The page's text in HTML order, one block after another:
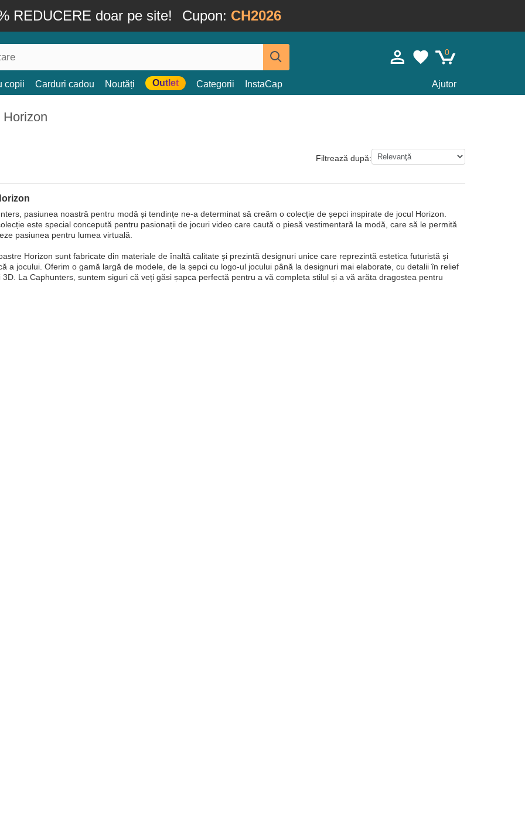
REDUCERE doar pe site! Cupon: CH2026
0
copii Carduri cadou Noutăți Outlet Categorii InstaCap Ajutor
Horizon
Filtrează după:
pasiunea noastră pentru modă și tendințe ne-a determinat să creăm o colecție de șepci inspirate de jocul Horizon.
este special concepută pentru pasionații de jocuri video care caută o piesă vestimentară la modă, care să le permită
pasiunea pentru lumea virtuală.
Horizon sunt fabricate din materiale de înaltă calitate și prezintă designuri unice care reprezintă estetica futuristă și
a jocului. Oferim o gamă largă de modele, de la șepci cu logo-ul jocului până la designuri mai elaborate, cu detalii în relief
3D. La Caphunters, suntem siguri că veți găsi șapca perfectă pentru a vă completa stilul și a vă arăta dragostea pentru